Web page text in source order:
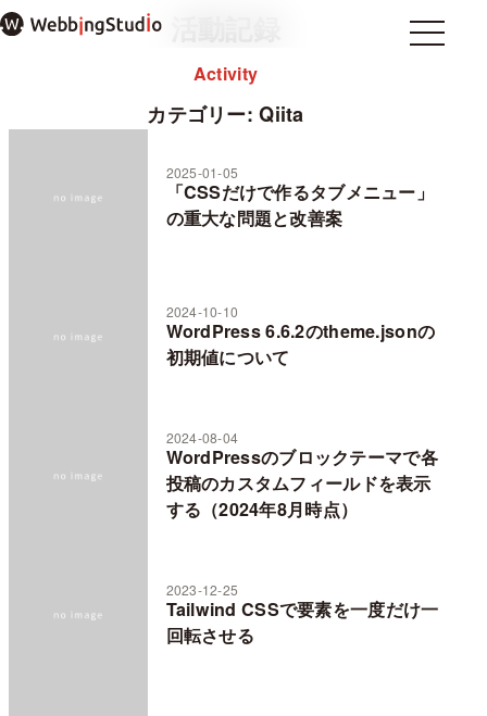
本
文
キ
Menu
Activity
カテゴリー:Qiita
2025-01-05
「CSSだけで作るタブメニュー」
の重大な問題と改善案
2024-10-10
WordPress 6.6.2のtheme.jsonの
初期値について
2024-08-04
WordPressのブロックテーマで各
投稿のカスタムフィールドを表示
する（2024年8月時点）
2023-12-25
Tailwind CSSで要素を一度だけ一
回転させる
Menu
私について
note
過去のブログ
✕ メニューを閉じる